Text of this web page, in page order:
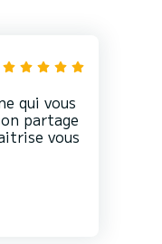
qui vous
partage
vous